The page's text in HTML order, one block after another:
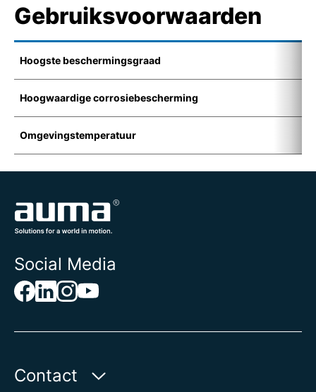
Gebruiksvoorwaarden
Hoogste beschermingsgraad
Hoogwaardige corrosiebescherming
Omgevingstemperatuur
Social Media
Contact